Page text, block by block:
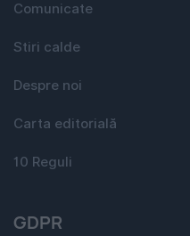
Comunicate
Stiri calde
Despre noi
Carta editorială
10 Reguli
GDPR